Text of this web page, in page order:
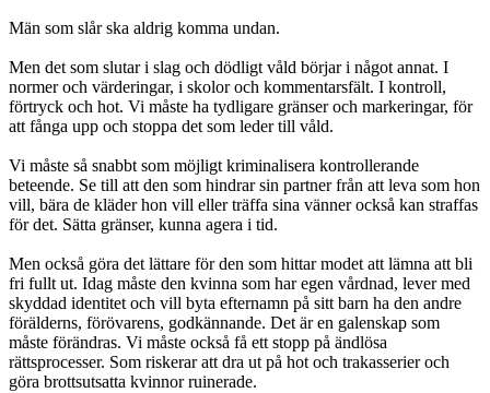
Män som slår ska aldrig komma undan.
Men det som slutar i slag och dödligt våld börjar i något annat. I
normer och värderingar, i skolor och kommentarsfält. I kontroll,
förtryck och hot. Vi måste ha tydligare gränser och markeringar, för
att fånga upp och stoppa det som leder till våld.
Vi måste så snabbt som möjligt kriminalisera kontrollerande
beteende. Se till att den som hindrar sin partner från att leva som hon
vill, bära de kläder hon vill eller träffa sina vänner också kan straffas
för det. Sätta gränser, kunna agera i tid.
Men också göra det lättare för den som hittar modet att lämna att bli
fri fullt ut. Idag måste den kvinna som har egen vårdnad, lever med
skyddad identitet och vill byta efternamn på sitt barn ha den andre
förälderns, förövarens, godkännande. Det är en galenskap som
måste förändras. Vi måste också få ett stopp på ändlösa
rättsprocesser. Som riskerar att dra ut på hot och trakasserier och
göra brottsutsatta kvinnor ruinerade.